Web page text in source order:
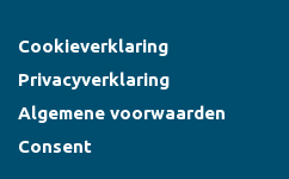
Cookieverklaring
Privacyverklaring
Algemene voorwaarden
Consent